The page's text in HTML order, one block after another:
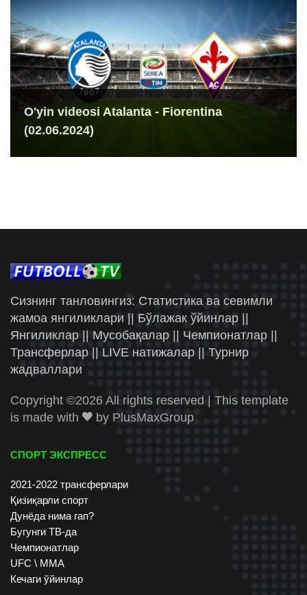
O'yin videosi Atalanta - Fiorentina
(02.06.2024)
Сизнинг танловингиз: Статистика ва севимли
жамоа янгиликлари || Бўлажак ўйинлар ||
Янгиликлар || Мусобақалар || Чемпионатлар ||
Трансферлар || LIVE натижалар || Турнир
жадваллари
Copyright ©2026 All rights reserved | This template
is made with
by PlusMaxGroup
СПОРТ ЭКСПРЕСС
2021-2022 трансферлари
Қизиқарли спорт
Дунёда нима гап?
Бугунги ТВ-да
Чемпионатлар
UFC \ ММА
Кечаги ўйинлар